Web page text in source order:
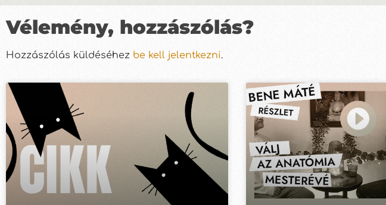
Vélemény, hozzászólás?
Hozzászólás küldéséhez be kell jelentkezni.